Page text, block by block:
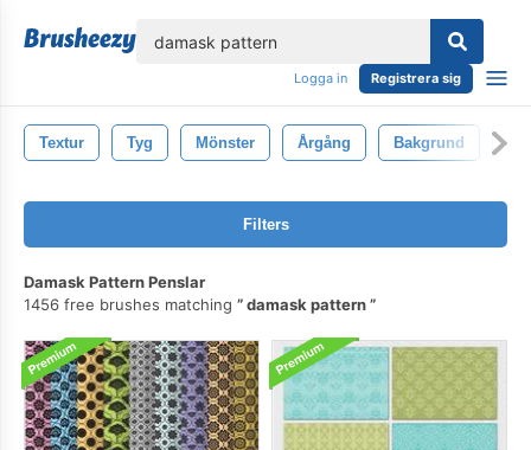
Logga in Registrera sig
Textur Tyg Mönster Årgång Bakgrund
Filters
Damask Pattern Penslar
1456 free brushes matching
damask pattern